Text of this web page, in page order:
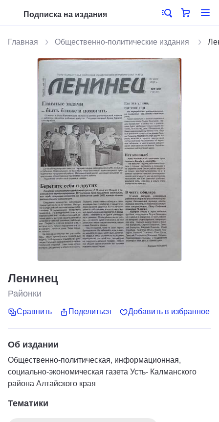
Подписка на издания
Главная Общественно-политические издания
Ленинец
Районки
Сравнить Поделиться Добавить в избранное
Об издании
Общественно-политическая, информационная,
социально-экономическая газета Усть- Калманского
района Алтайского края
Тематики